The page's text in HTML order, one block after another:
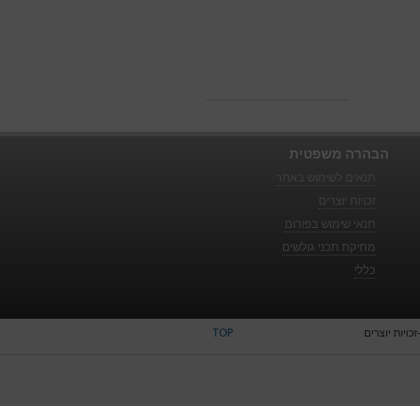
הבהרה משפטית
זכויות יוצרים
תנאי שימוש בפורום
מחיקת תכני גולשים
כללי
יוצרים TOP